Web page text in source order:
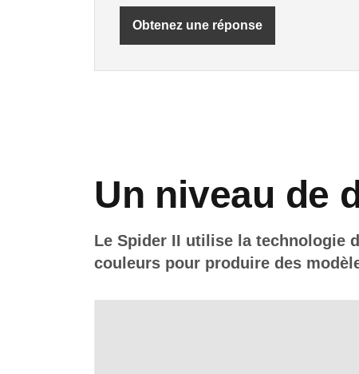
Obtenez une réponse
Un niveau de
Le Spider II utilise la technologie
couleurs pour produire des